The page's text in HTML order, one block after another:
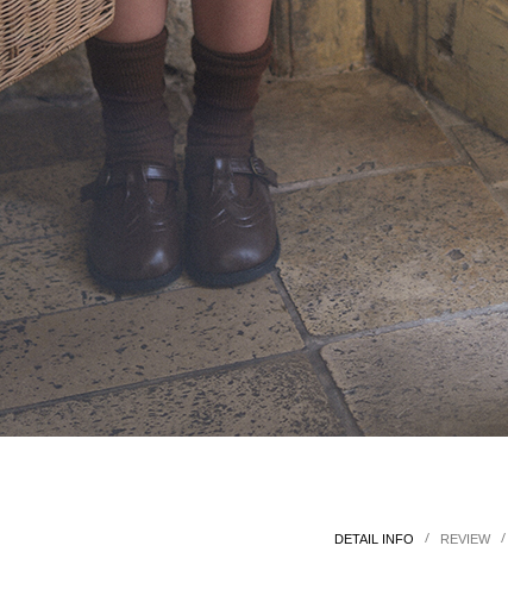
DETAIL INFO / REVIEW/